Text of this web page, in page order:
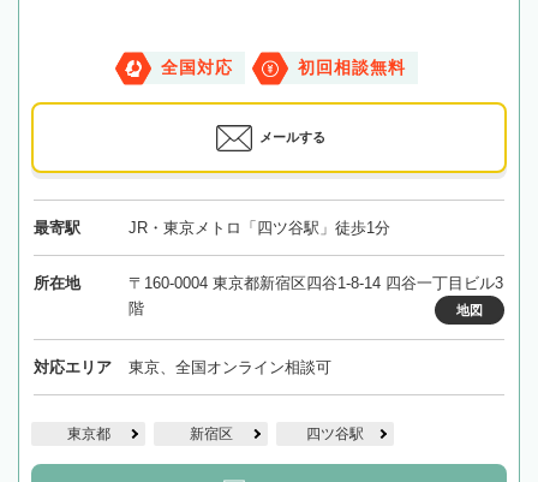
全国対応 初回相談無料
メールする
最寄駅 JR・東京メトロ「四ツ谷駅」徒歩1分
所在地
〒160-0004 東京都新宿区四谷1-8-14 四谷一丁目ビル3
階
地図
対応エリア 東京、全国オンライン相談可
東京都 新宿区 四ツ谷駅